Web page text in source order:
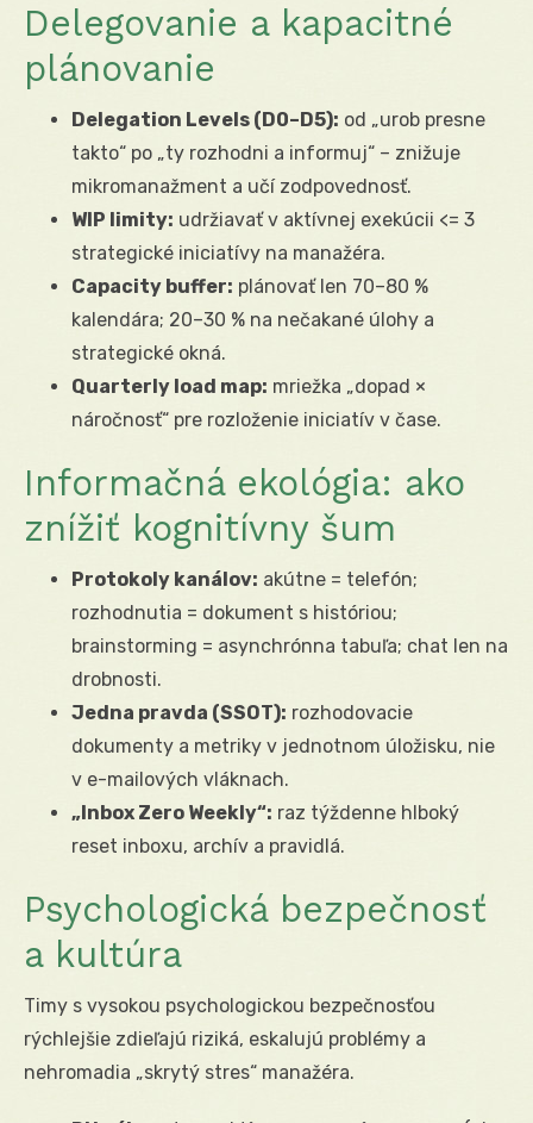
Delegovanie a kapacitné
plánovanie
Delegation Levels (D0–D5): od „urob presne
takto“ po „ty rozhodni a informuj“ – znižuje
mikromanažment a učí zodpovednosť.
WIP limity: udržiavať v aktívnej exekúcii <= 3
strategické iniciatívy na manažéra.
Capacity buffer: plánovať len 70–80 %
kalendára; 20–30 % na nečakané úlohy a
strategické okná.
Quarterly load map: mriežka „dopad ×
náročnosť“ pre rozloženie iniciatív v čase.
Informačná ekológia: ako
znížiť kognitívny šum
Protokoly kanálov: akútne = telefón;
rozhodnutia = dokument s históriou;
brainstorming = asynchrónna tabuľa; chat len na
drobnosti.
Jedna pravda (SSOT): rozhodovacie
dokumenty a metriky v jednotnom úložisku, nie
v e-mailových vláknach.
„Inbox Zero Weekly“: raz týždenne hlboký
reset inboxu, archív a pravidlá.
Psychologická bezpečnosť
a kultúra
Timy s vysokou psychologickou bezpečnosťou
rýchlejšie zdieľajú riziká, eskalujú problémy a
nehromadia „skrytý stres“ manažéra.